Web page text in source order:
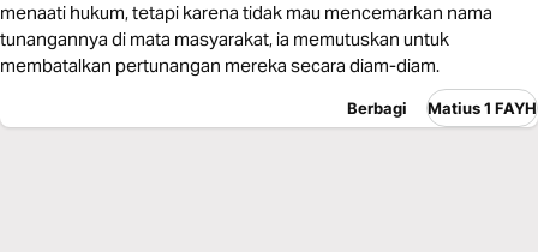
menaati hukum, tetapi karena tidak mau mencemarkan nama
tunangannya di mata masyarakat, ia memutuskan untuk
membatalkan pertunangan mereka secara diam-diam.
Berbagi Matius 1 FAYH